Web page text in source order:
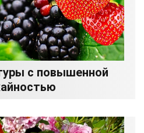
с повышенной